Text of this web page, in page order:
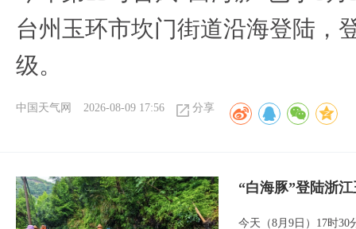
台州玉环市坎门街道沿海登陆，
级。
中国天气网 2026-08-09 17:56 分享
“白海豚”登陆浙
今天（8月9日）17时30